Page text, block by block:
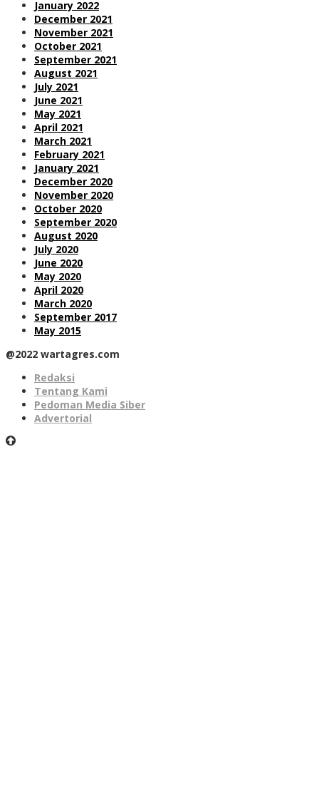
January 2022
December 2021
November 2021
October 2021
September 2021
August 2021
July 2021
June 2021
May 2021
April 2021
March 2021
February 2021
January 2021
December 2020
November 2020
October 2020
September 2020
August 2020
July 2020
June 2020
May 2020
April 2020
March 2020
September 2017
May 2015
@2022 wartagres.com
Redaksi
Tentang Kami
Pedoman Media Siber
Advertorial